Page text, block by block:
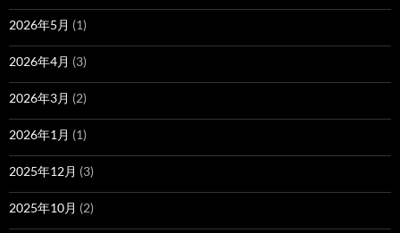
2026年5月 (1)
2026年4月 (3)
2026年3月 (2)
2026年1月 (1)
2025年12月 (3)
2025年10月 (2)